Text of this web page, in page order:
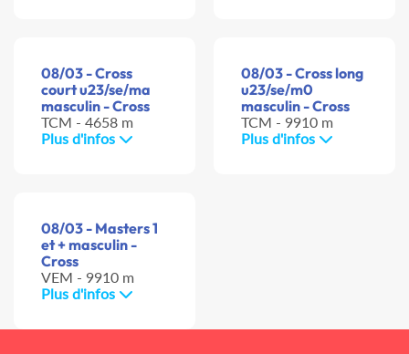
08/03 - Cross
court u23/se/ma
masculin - Cross
TCM - 4658 m
Plus d'infos
08/03 - Cross long
u23/se/m0
masculin - Cross
TCM - 9910 m
Plus d'infos
08/03 - Masters 1
et + masculin -
Cross
VEM - 9910 m
Plus d'infos